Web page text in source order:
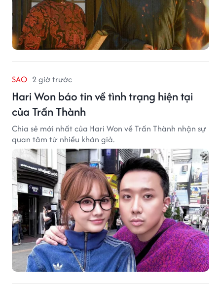
SAO 2 giờ trước
Hari Won báo tin về tình trạng hiện tại
của Trấn Thành
Chia sẻ mới nhất của Hari Won về Trấn Thành nhận sự
quan tâm từ nhiều khán giả.